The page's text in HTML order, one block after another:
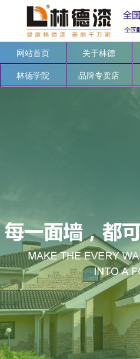
网站首页 关于林德
林德学院 品牌专卖店